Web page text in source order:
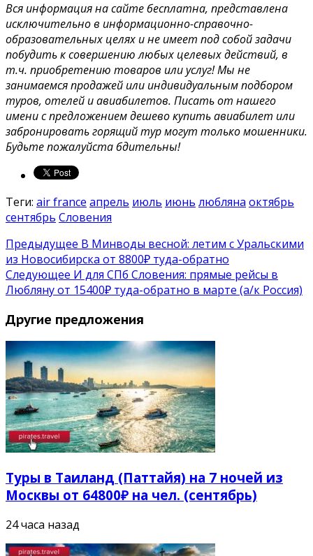
Вся информация на сайте бесплатна, представлена
исключительно в информационно-справочно-
образовательных целях и не имеет под собой задачи
побудить к совершению любых целевых действий, в
т.ч. приобретению товаров или услуг! Мы не
занимаемся продажей или индивидуальным подбором
туров, отелей и авиабилетов. Писать от нашего
имени с предложением дешево купить авиабилет или
забронировать горящий тур могут только мошенники.
Будьте пожалуйста бдительны!
Теги: air france апрель июль июнь любляна октябрь
сентябрь Словения
Предыдущее В Минводы весной: летим с Уральскими
из Новосибирска от 8800₽ туда-обратно
Следующее И для СПб Словения: прямые рейсы в
Любляну от 15400₽ туда-обратно в марте (a/к Россия)
Другие предложения
Туры в Таиланд (Паттайя) на 7 ночей из
Москвы от 64800₽ на чел. (сентябрь)
24 часа назад